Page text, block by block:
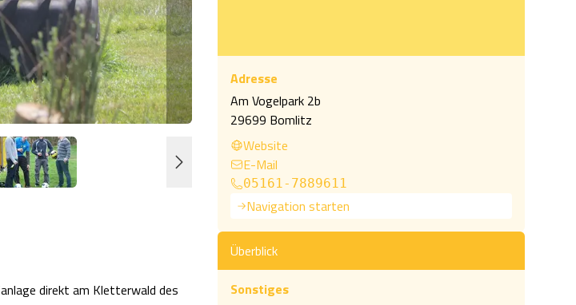
direkt am Kletterwald des
Adresse
Am Vogelpark 2b
29699 Bomlitz
Website
E-Mail
05161-7889611
Navigation starten
Überblick
Sonstiges